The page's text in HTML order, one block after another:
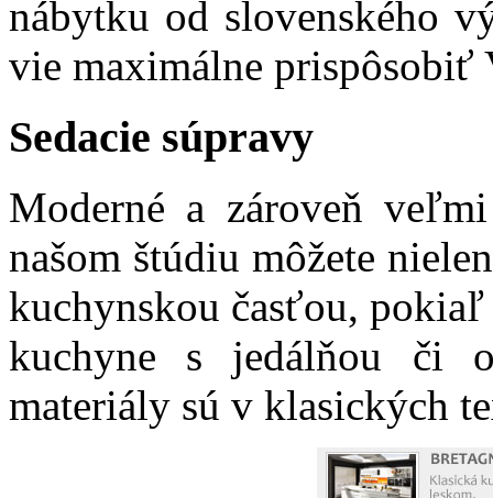
nábytku od slovenského
vie maximálne prispôsobiť
Sedacie súpravy
Moderné a zároveň
našom štúdiu môžete
kuchynskou časťou,
kuchyne s jedálňou či
materiály sú v klasických